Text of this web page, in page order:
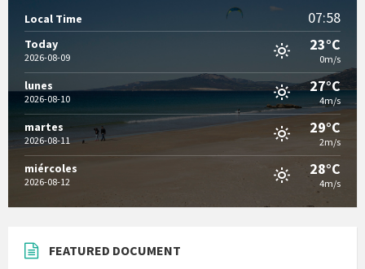
Local Time 07:58
Today
2026-08-09
23°C
0m/s
lunes
2026-08-10
27°C
4m/s
martes
2026-08-11
29°C
2m/s
miércoles
2026-08-12
28°C
4m/s
FEATURED DOCUMENT